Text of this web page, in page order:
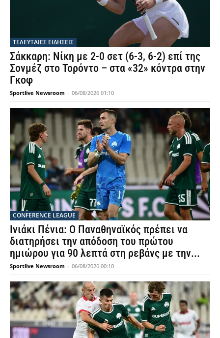
ΤΕΛΕΥΤΑΙΕΣ ΕΙΔΗΣΕΙΣ
Σάκκαρη: Νίκη με 2-0 σετ (6-3, 6-2) επί της
Σονμέζ στο Τορόντο – στα «32» κόντρα στην
Γκοφ
Sportlive Newsroom - 06/08/2026 01:10
CONFERENCE LEAGUE
Ινιάκι Πένια: Ο Παναθηναϊκός πρέπει να
διατηρήσει την απόδοση του πρώτου
ημιώρου για 90 λεπτά στη ρεβάνς με την...
Sportlive Newsroom - 06/08/2026 00:10